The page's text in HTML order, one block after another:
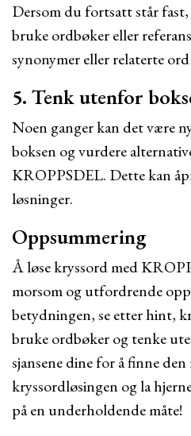
Dersom du fortsatt står
bruke ordbøker eller
synonymer eller relaterte
5. Tenk utenfor
Noen ganger kan det være
boksen og vurdere
KROPPSDEL. Dette kan
løsninger.
Oppsummering
Å løse kryssord med
morsom og utfordrende
betydningen, se etter hint,
bruke ordbøker og tenke
sjansene dine for å finne
kryssordløsingen og la
på en underholdende måte!